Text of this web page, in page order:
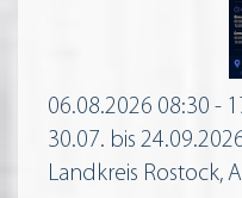
06.08.2026 08:30 -
30.07. bis
Landkreis Rostock,